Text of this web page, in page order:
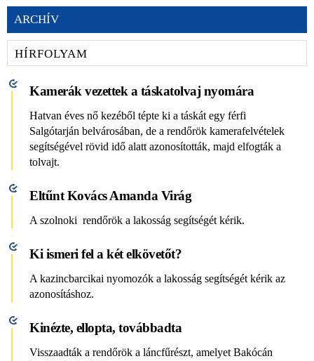
ARCHÍV
HÍRFOLYAM
Kamerák vezettek a táskatolvaj nyomára
Hatvan éves nő kezéből tépte ki a táskát egy férfi
Salgótarján belvárosában, de a rendőrök kamerafelvételek
segítségével rövid idő alatt azonosították, majd elfogták a
tolvajt.
Eltűnt Kovács Amanda Virág
A szolnoki rendőrök a lakosság segítségét kérik.
Ki ismeri fel a két elkövetőt?
A kazincbarcikai nyomozók a lakosság segítségét kérik az
azonosításhoz.
Kinézte, ellopta, továbbadta
Visszaadták a rendőrök a láncfűrészt, amelyet Bakócán